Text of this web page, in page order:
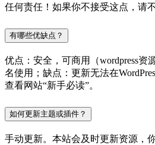
任何责任！如果你不接受这点，请
有哪些优缺点？
优点：安全，可商用（wordpress资
名使用；缺点：更新无法在
查看网站“新手必读”。
如何更新主题或插件？
手动更新。本站会及时更新资源，